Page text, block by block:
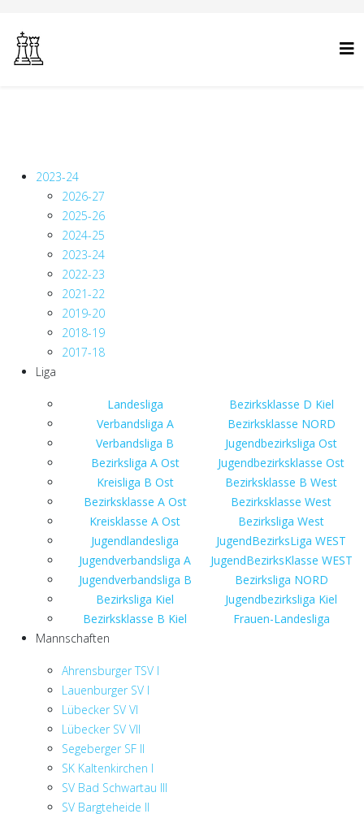
2023-24
2026-27
2025-26
2024-25
2023-24
2022-23
2021-22
2019-20
2018-19
2017-18
Liga
Landesliga
Bezirksklasse D Kiel
Verbandsliga A
Bezirksklasse NORD
Verbandsliga B
Jugendbezirksliga Ost
Bezirksliga A Ost
Jugendbezirksklasse Ost
Kreisliga B Ost
Bezirksklasse B West
Bezirksklasse A Ost
Bezirksklasse West
Kreisklasse A Ost
Bezirksliga West
Jugendlandesliga
JugendBezirksLiga WEST
Jugendverbandsliga A
JugendBezirksKlasse WEST
Jugendverbandsliga B
Bezirksliga NORD
Bezirksliga Kiel
Jugendbezirksliga Kiel
Bezirksklasse B Kiel
Frauen-Landesliga
Mannschaften
Ahrensburger TSV I
Lauenburger SV I
Lübecker SV VI
Lübecker SV VII
Segeberger SF II
SK Kaltenkirchen I
SV Bad Schwartau III
SV Bargteheide II